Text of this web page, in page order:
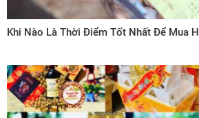
Khi Nào Là Thời Điểm Tốt Nhất Để Mua